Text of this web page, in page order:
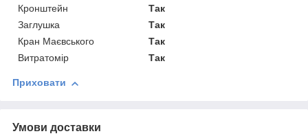
Кронштейн
Так
Заглушка
Так
Кран Маєвського
Так
Витратомір
Так
Приховати
Умови доставки